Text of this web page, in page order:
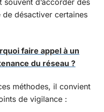
souvent d’accorder des
désactiver certaines
faire appel à un
du réseau ?
méthodes, il convient
de vigilance :